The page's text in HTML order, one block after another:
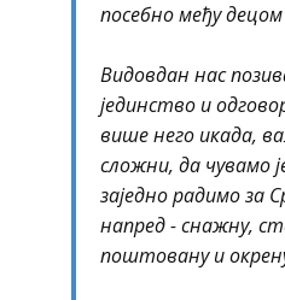
посебно међу
Видовдан нас
јединство и
више него икада,
сложни, да чувамо
заједно радимо за
напред - снажну,
поштовану и